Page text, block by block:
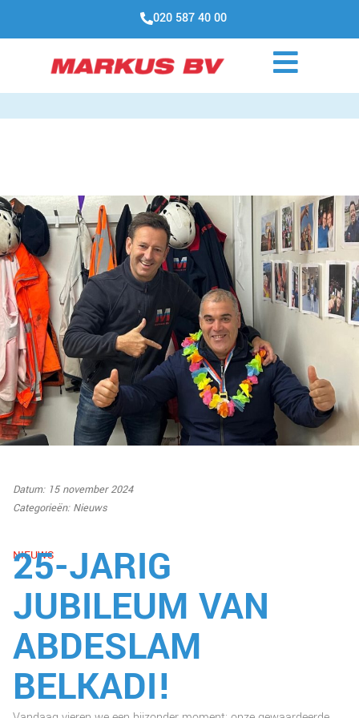
020 587 40 00
Datum: 15 november 2024
Categorieën: Nieuws
NIEUWS
25-JARIG
JUBILEUM VAN
ABDESLAM
BELKADI!